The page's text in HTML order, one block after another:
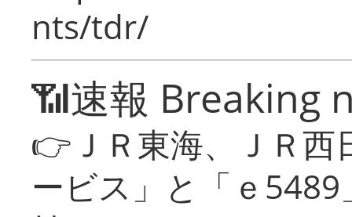
nts/tdr/
📶速報 Breaking
👉ＪＲ東海、ＪＲ
ービス」と「ｅ